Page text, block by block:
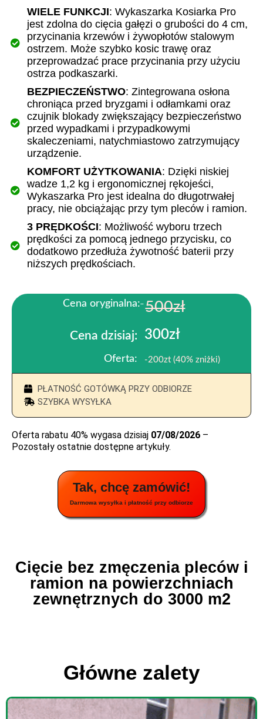
WIELE FUNKCJI: Wykaszarka Kosiarka Pro
jest zdolna do cięcia gałęzi o grubości do 4 cm,
przycinania krzewów i żywopłotów stalowym
ostrzem. Może szybko kosic trawę oraz
przeprowadzać prace przycinania przy użyciu
ostrza podkaszarki.
BEZPIECZEŃSTWO: Zintegrowana osłona
chroniąca przed bryzgami i odłamkami oraz
czujnik blokady zwiększający bezpieczeństwo
przed wypadkami i przypadkowymi
skaleczeniami, natychmiastowo zatrzymujący
urządzenie.
KOMFORT UŻYTKOWANIA: Dzięki niskiej
wadze 1,2 kg i ergonomicznej rękojeści,
Wykaszarka Pro jest idealna do długotrwałej
pracy, nie obciążając przy tym pleców i ramion.
3 PRĘDKOŚCI: Możliwość wyboru trzech
prędkości za pomocą jednego przycisku, co
dodatkowo przedłuża żywotność baterii przy
niższych prędkościach.
Cena oryginalna: 500zł
Cena dzisiaj: 300zł
Oferta: -200zt (40% zniżki)
PŁATNOŚĆ GOTÓWKĄ PRZY ODBIORZE
SZYBKA WYSYŁKA
Oferta rabatu 40% wygasa dzisiaj 07/08/2026 –
Pozostały ostatnie dostępne artykuły.
Tak, chcę zamówić!
Darmowa wysyłka i płatność przy odbiorze
Cięcie bez zmęczenia pleców i
ramion na powierzchniach
zewnętrznych do 3000 m2
Główne zalety